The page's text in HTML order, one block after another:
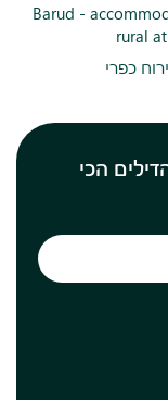
Barud -
rural
כפרי
הכי